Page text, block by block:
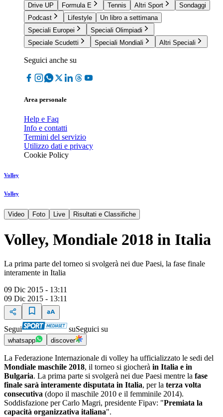
Drive UP
Formula E Tennis Altri Sport
Sondaggi
Podcast
Lifestyle
Un libro a settimana
Speciali Europei
Speciali Olimpiadi
Speciale Scudetti
Speciali Mondiali Altri Speciali
Seguici anche su
Area personale
Help e Faq
Info e contatti
Termini del servizio
Utilizzo dati e privacy
Cookie Policy
Volley
Volley
Video Foto Live Risultati e Classifiche
Volley, Mondiale 2018 in Italia
La prima parte del torneo si svolgerà nei due Paesi, la fase finale
interamente in Italia
09 Dic 2015 - 13:11
09 Dic 2015 - 13:11
Segui suSeguici su
whatsapp discover
La Federazione Internazionale di volley ha ufficializzato le sedi del
Mondiale maschile 2018, il torneo si giocherà in Italia e in
Bulgaria. La prima parte si svolgerà nei due Paesi mentre la fase
finale sarà interamente disputata in Italia, per la terza volta
consecutiva (dopo il maschile 2010 e il femminile 2014).
Soddisfazione per Carlo Magri, presidente Fipav: "Premiata la
capacità organizzativa italiana".